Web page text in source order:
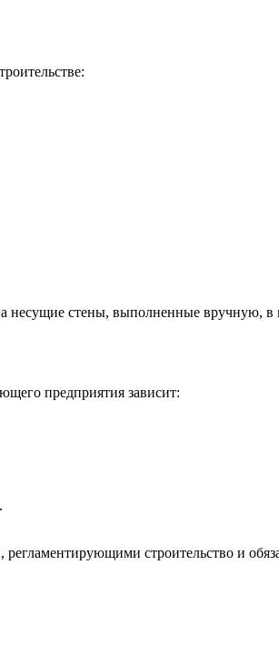
несущие стены, выполненные вручную,
предприятия зависит:
строительство и